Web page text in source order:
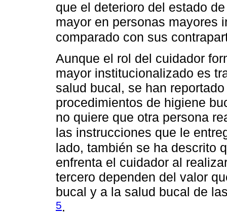
que el deterioro del estado
mayor en personas mayores
comparado con sus
Aunque el rol del cuidador
mayor institucionalizado es
salud bucal, se han
procedimientos de higiene
no quiere que otra persona
las instrucciones que le
lado, también se ha descrito
enfrenta el cuidador al
tercero dependen del valor
bucal y a la salud bucal de
5.